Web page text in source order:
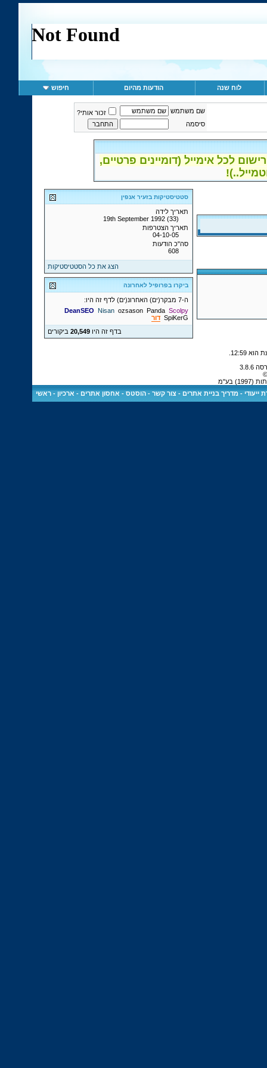
לוח שנה הודעות מהיום חיפוש
שם משתמש
זכור אותי?
סיסמה
לכל אימייל (דומיינים פרטיים,
סטטיסטיקות בזעיר אנפין
תאריך לידה
19th September 1992 (33)
תאריך הצטרפות
04-10-05
סה"כ הודעות
608
הצג את כל הסטטיסטיקות
ביקרו בפרופיל לאחרונה
ה-7 מבקר(ים) האחרונ(ים) לדף זה היו:
DeanSEO Nisan ozsason Panda Scolpy
SpiKerG דור
בדף זה היו20,549 ביקורים
12:59
בע"מ
ייעודי -מדריך בניית אתרים -צור קשר -הוסטס - אחסון אתרים - ארכיון -ראשי